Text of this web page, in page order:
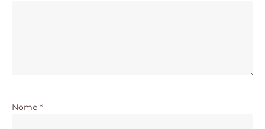
Nome *